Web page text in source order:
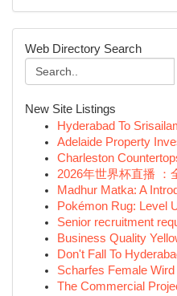
Web Directory Search
New Site Listings
Hyderabad To
Adelaide Property
Charleston
2026年世界杯直播 ：
Madhur Matka: A
Pokémon Rug: Level
Senior recruitment
Business Quality
Don't Fall To
Scharfes Female
The Commercial